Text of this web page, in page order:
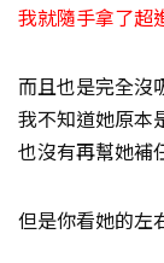
我就隨手拿了超
而且也是完全沒
我不知道她原本
也沒有再幫她補
但是你看她的左